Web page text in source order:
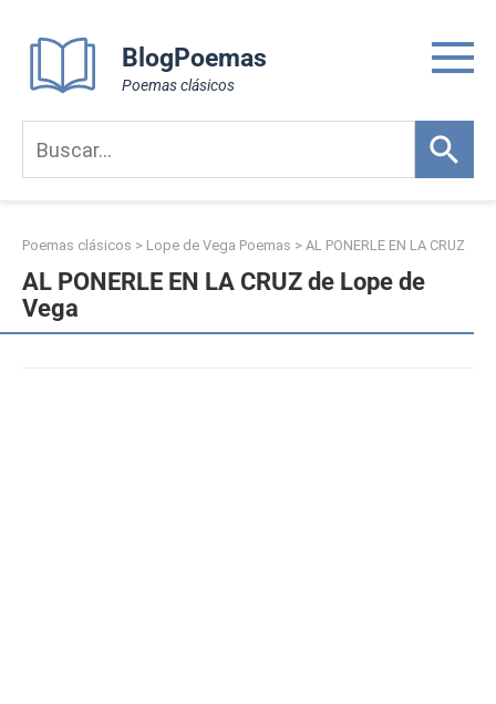
content
BlogPoemas
Poemas clásicos
Poemas clásicos > Lope de Vega Poemas > AL PONERLE EN LA CRUZ
AL PONERLE EN LA CRUZ de Lope de
Vega